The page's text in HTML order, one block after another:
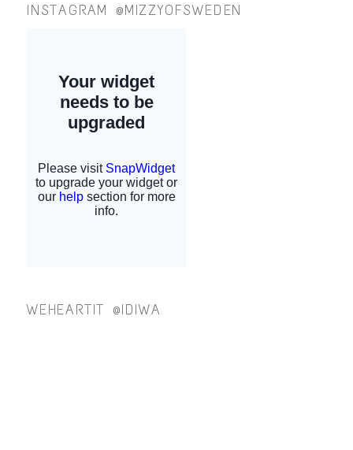
INSTAGRAM @MIZZYOFSWEDEN
WEHEARTIT @IDIWA